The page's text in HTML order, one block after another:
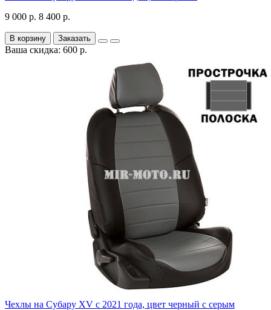
9 000 р. 8 400 р.
В корзину Заказать
Ваша скидка: 600 р.
Чехлы на Субару XV с 2021 года, цвет черный с серым